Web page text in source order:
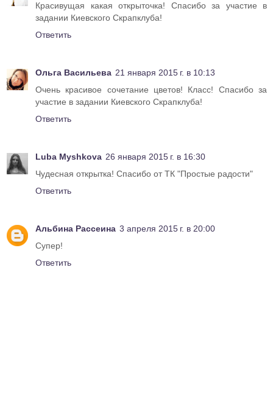
Красивущая какая открыточка! Спасибо за участие в
задании Киевского Скрапклуба!
Ответить
Ольга Васильева 21 января 2015 г. в 10:13
Очень красивое сочетание цветов! Класс! Спасибо за
участие в задании Киевского Скрапклуба!
Ответить
Luba Myshkova 26 января 2015 г. в 16:30
Чудесная открытка! Спасибо от ТК "Простые радости"
Ответить
Альбина Рассеина 3 апреля 2015 г. в 20:00
Супер!
Ответить